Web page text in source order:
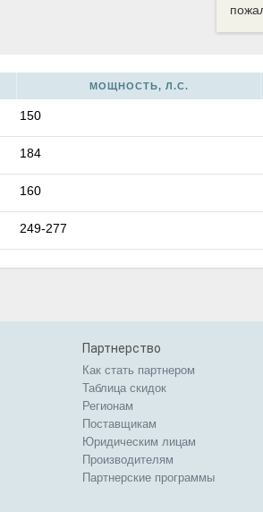
МОЩНОСТЬ, Л.С.
150
184
160
249-277
Партнерство
Как стать партнером
Таблица скидок
Регионам
Поставщикам
Юридическим лицам
Производителям
Партнерские программы